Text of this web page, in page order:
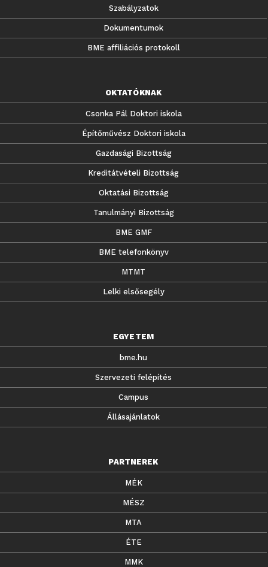
Szabályzatok
Dokumentumok
BME affiliációs protokoll
OKTATÓKNAK
Csonka Pál Doktori iskola
Építőművész Doktori iskola
Gazdasági Bizottság
Kreditátvételi Bizottság
Oktatási Bizottság
Tanulmányi Bizottság
BME GMF
BME telefonkönyv
MTMT
Lelki elsősegély
EGYETEM
bme.hu
Szervezeti felépítés
Campus
Állásajánlatok
PARTNEREK
MÉK
MÉSZ
MTA
ÉTE
MMK